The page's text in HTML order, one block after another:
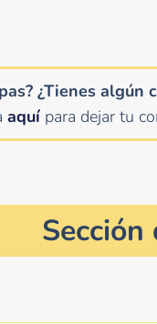
¿Tienes algún
aquí para dejar tu